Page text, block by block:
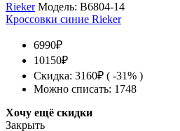
RiekerМодель: B6804-14
Кроссовки синие Rieker
6990₽
10150₽
Скидка: 3160₽ ( -31% )
Можно списать: 1748
Хочу ещё скидки
Закрыть